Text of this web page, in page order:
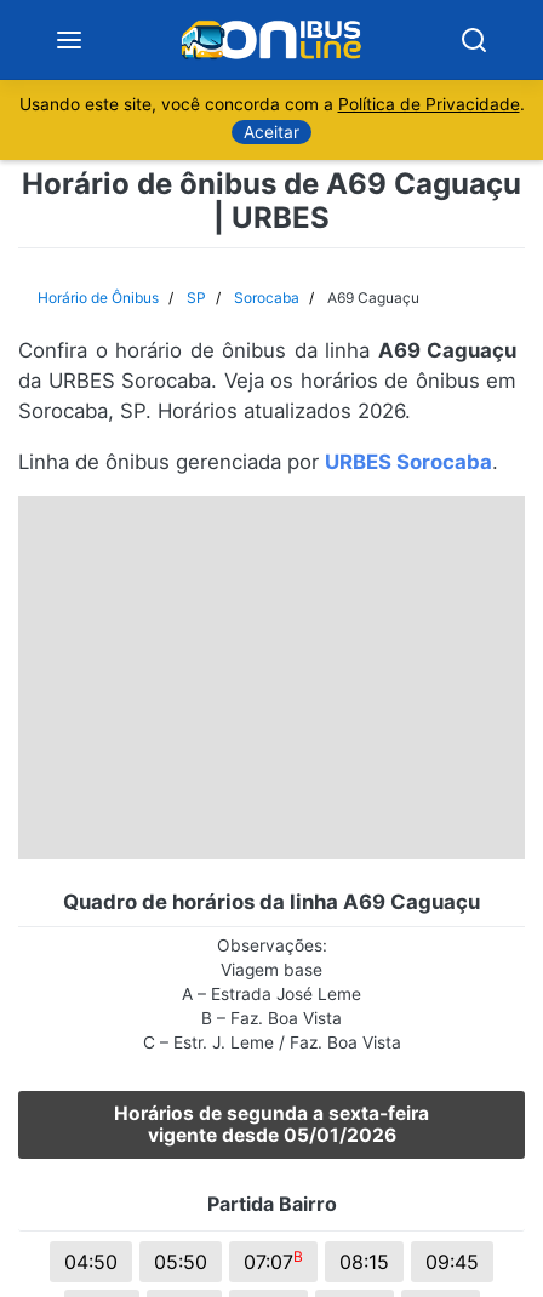
Sobre
Rio de Janeiro
Usando este site, você concorda com a Política de Privacidade.
Aceitar
Horário de ônibus de A69 Caguaçu
| URBES
Horário de Ônibus SP Sorocaba A69 Caguaçu
Confira o horário de ônibus da linha A69 Caguaçu
da URBES Sorocaba. Veja os horários de ônibus em
Sorocaba, SP. Horários atualizados 2026.
Linha de ônibus gerenciada por URBES Sorocaba.
Quadro de horários da linha A69 Caguaçu
Observações:
Viagem base
A – Estrada José Leme
B – Faz. Boa Vista
C – Estr. J. Leme / Faz. Boa Vista
Horários de segunda a sexta-feira
vigente desde 05/01/2026
Partida Bairro
04:50 05:50 07:07B 08:15
09:45